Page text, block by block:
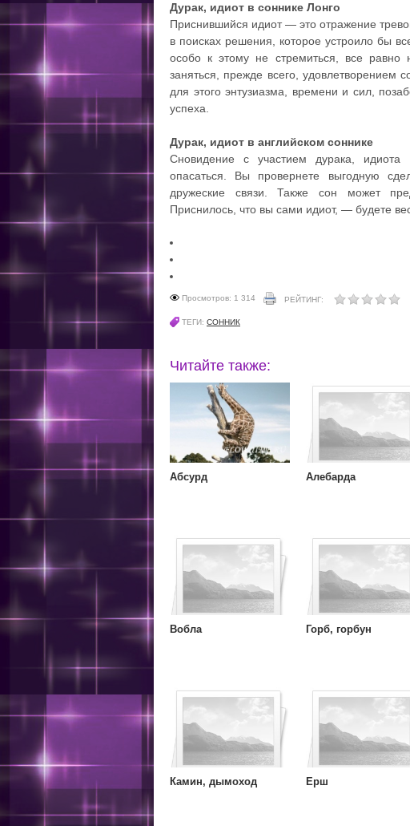
Дурак, идиот в соннике Лонго
Приснившийся идиот — это отражение
в поисках решения, которое устроило бы
особо к этому не стремиться, все
заняться, прежде всего, удовлетворением
для этого энтузиазма, времени и сил,
успеха.
Дурак, идиот в английском соннике
Сновидение с участием дурака, идиота
опасаться. Вы провернете выгодную
дружеские связи. Также сон может
Приснилось, что вы сами идиот, — будете
Просмотров: 1 314 РЕЙТИНГ:
ТЕГИ: СОННИК
Читайте также:
Абсурд Алебарда
Вобла Горб, горбун
Камин, дымоход Ерш